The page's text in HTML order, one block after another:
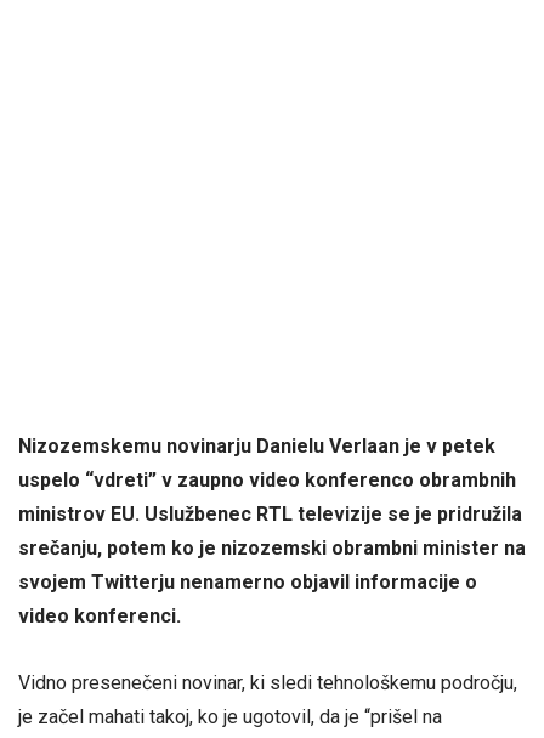
Nizozemskemu novinarju Danielu Verlaan je v petek
uspelo “vdreti” v zaupno video konferenco obrambnih
ministrov EU. Uslužbenec RTL televizije se je pridružila
srečanju, potem ko je nizozemski obrambni minister na
svojem Twitterju nenamerno objavil informacije o
video konferenci.
Vidno presenečeni novinar, ki sledi tehnološkemu področju,
je začel mahati takoj, ko je ugotovil, da je “prišel na